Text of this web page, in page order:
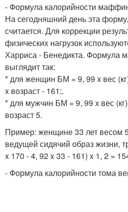
- Формула калорийности
На сегодняшний день эта
считается. Для коррекции
физических нагрузок
Харриса - Бенедикта. Формула
выглядит так:
* для женщин БМ = 9, 99 x вес
x возраст - 161;.
* для мужчин БМ = 9, 99 x вес
возраст 5.
Пример: женщине 33 лет весом
ведущей сидячий образ жизни,
x 170 - 4, 92 x 33 - 161) x 1, 2 =
- Формула калорийности тома